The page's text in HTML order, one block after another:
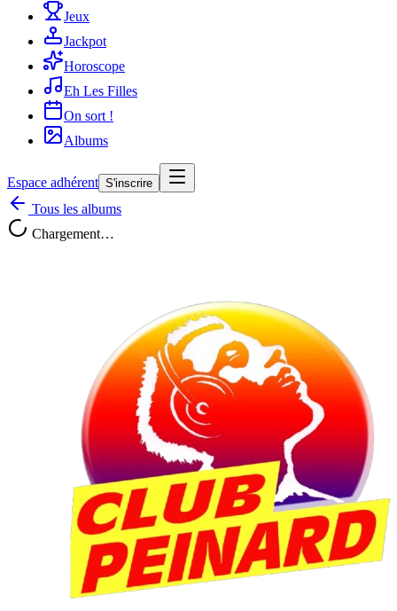
Jeux
Jackpot
Horoscope
Eh Les Filles
On sort !
Albums
Espace adhérent S'inscrire
Tous les albums
Chargement…